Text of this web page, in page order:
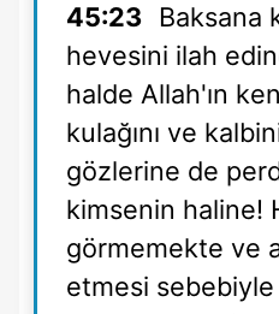
45:23
Baksana
hevesini ilah
halde Allah'ın
kulağını ve
gözlerine de
kimsenin haline!
görmemekte ve
etmesi sebebiyle